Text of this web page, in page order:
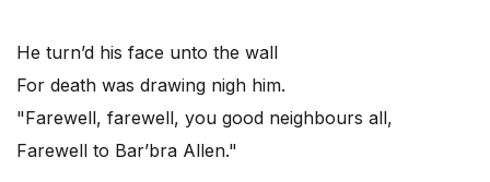
He turn’d his face unto the wall
For death was drawing nigh him.
"Farewell, farewell, you good neighbours all,
Farewell to Bar’bra Allen."